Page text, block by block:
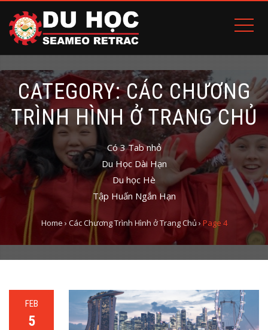
CATEGORY: CÁC CHƯƠNG
TRÌNH HÌNH Ở TRANG CHỦ
Có 3 Tab nhỏ
Du Học Dài Hạn
Du học Hè
Tập Huấn Ngắn Hạn
Home›Các Chương Trình Hình ở Trang Chủ›Page 4
FEB
5